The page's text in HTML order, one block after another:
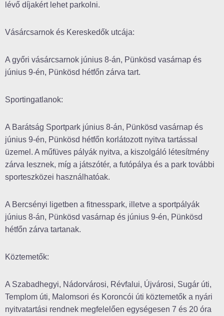
lévő díjakért lehet parkolni.
Vásárcsarnok és Kereskedők utcája:
A győri vásárcsarnok június 8-án, Pünkösd vasárnap és
június 9-én, Pünkösd hétfőn zárva tart.
Sportingatlanok:
A Barátság Sportpark június 8-án, Pünkösd vasárnap és
június 9-én, Pünkösd hétfőn korlátozott nyitva tartással
üzemel. A műfüves pályák nyitva, a kiszolgáló létesítmény
zárva lesznek, míg a játszótér, a futópálya és a park további
sporteszközei használhatóak.
A Bercsényi ligetben a fitnesspark, illetve a sportpályák
június 8-án, Pünkösd vasárnap és június 9-én, Pünkösd
hétfőn zárva tartanak.
Köztemetők:
A Szabadhegyi, Nádorvárosi, Révfalui, Újvárosi, Sugár úti,
Templom úti, Malomsori és Koroncói úti köztemetők a nyári
nyitvatartási rendnek megfelelően egységesen 7 és 20 óra